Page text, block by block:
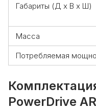
Габариты (Д x В x Ш)
Масса
Потребляемая
PowerDrive